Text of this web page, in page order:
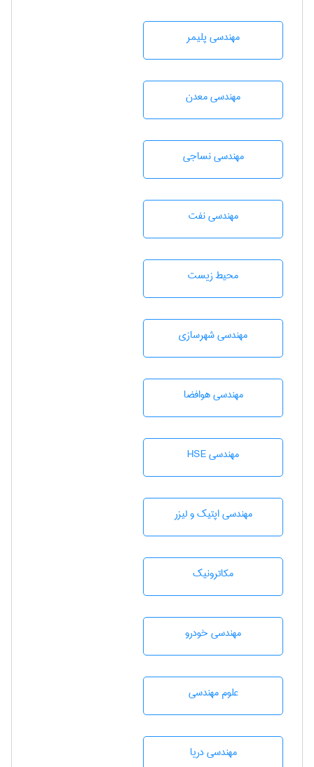
مهندسی پليمر
مهندسی معدن
مهندسي نساجی
مهندسی نفت
محيط زيست
مهندسی شهرسازی
مهندسی هوافضا
مهندسی HSE
مهندسی اپتیک و لیزر
مکاترونیک
مهندسی خودرو
علوم مهندسی
مهندسی دریا